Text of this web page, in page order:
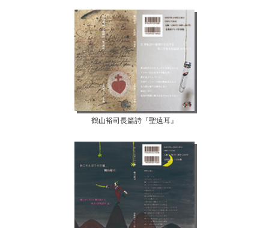
鶴山裕司長篇詩『聖遠耳』